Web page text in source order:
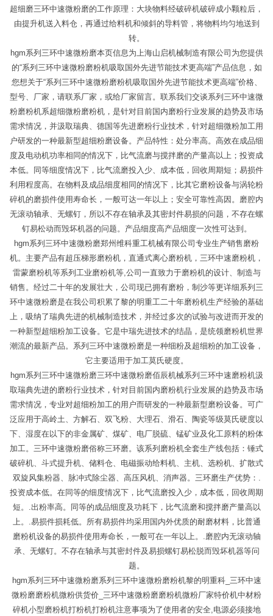
超细磨三环中速微粉磨的工作原理：大块物料经破碎机破碎成小颗粒后，
由提升机送入料仓，再通过给料机和倾斜的导料管，将物料均匀地送到
转。
hgm系列三环中速微粉磨本页信息为上海山启机械制造有限公司为您提供
的“系列三环中速微粉磨粉机吸取国外先进节能技术更高端”产品信息，如
您想关于“系列三环中速微粉磨粉机吸取国外先进节能技术更高端”价格、
型号、厂家，请联系厂家，或给厂家留言。联系我们交谈系列三环中速微
粉磨粉机系超细微粉磨粉机，是针对目前国内磨粉行业发展的趋势及市场
需求情况，并汲取瑞典、德国等先进磨粉行业技术，针对超细微粉加工用
户研发的一种最新型超细粉磨设备。产品特性：处分率高。高效在成品细
度及电动机功率相同的情况下，比气流磨与搅拌磨的产量高以上；投资成
本低。同等细度情况下，比气流磨投入少、成本低，回收周期短；易损件
利用程度高。在物料及成品细度相同的情况下，比其它磨粉设备与涡轮粉
碎机的磨损件使用寿命长，一般可达一年以上；安全可靠性高因。磨腔内
无滚动轴承、无螺钉，所以不存在轴承及其密封件易损的问题，不存在螺
钉易松动而毁坏机器的问题。产品细度高产品细度一次性可达到。
hgm系列三环中速微粉磨郑州维科重工机械有限公司专业生产销售磨粉
机。主要产品有超压梯形磨粉机，直通式离心磨粉机，三环中速磨粉机，
雷蒙磨粉机等系列工业磨粉机等,公司一直致力于磨粉机的设计、制造与
销售。经过二十年的发展壮大，公司现已拥有磨粉，制沙等更详细系列三
环中速微粉磨是在我公司积累了黎的明重工二十年磨粉机生产经验的基础
上，吸纳了瑞典先进的机械制造技术，并经过多次的试验与改进而开发的
一种新型超细粉加工设备。它是中瑞先进技术的结晶，是统领磨粉机世界
潮流的最新产品。系列三环中速微粉磨是一种细粉及超细粉的加工设备，
它主要适用于加工莫氏硬度。
hgm系列三环中速微粉磨三环中速微粉磨佰辰机械系列三环中速磨粉机汲
取瑞典先进的磨粉行业技术，针对目前国内磨粉机行业发展的趋势及市场
需求情况，专业对超细粉加工的用户而研发的一种最新型磨粉设备。可广
泛应用于高岭土、方解石、双飞粉、大理石、滑石、陶瓷等级莫氏硬度以
下、湿度在以下的非金属矿、煤矿、电厂脱硫、锰矿业及化工原料的粉体
加工。三环中速微粉磨俗称三环磨。该系列磨粉机全套生产线包括：锤式
破碎机、斗式提升机、储料仓、电磁振动给料机、主机、选粉机、扩散式
双旋风集粉器、脉冲式除尘器、高压风机、消声器。三环磨生产优势：.
投资成本低。在同等的细度情况下，比气流磨投入少，成本低，回收周期
短。.出粉率高。同等的成品细度及功耗下，比气流磨和搅拌磨产量高以
上。.易损件损耗低。所有易损件均采用国内外优质的耐磨材料，比普通
磨粉机设备的易损件使用寿命长，一般可在一年以上。.磨腔内无滚动轴
承、无螺钉。不存在轴承与其密封件及易损螺钉易松脱而毁坏机器等问
题。
hgm系列三环中速微粉磨系列三环中速微粉磨粉机黎的明重科_三环中速
微粉磨磨粉机微粉供货价_三环中速微粉磨磨粉机微粉厂家特价机中材粉
碎机小型磨粉机打粉机打粉机注意事项为了使用者的安全,电源必须接地